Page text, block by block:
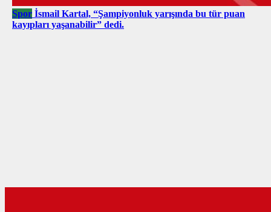
Spor İsmail Kartal, “Şampiyonluk yarışında bu tür puan
kayıpları yaşanabilir” dedi.